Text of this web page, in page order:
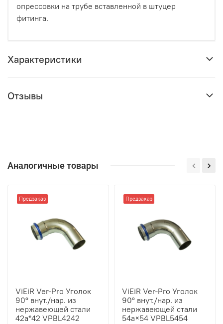
опрессовки на трубе вставленной в штуцер
фитинга.
Характеристики
Отзывы
Аналогичные товары
Предзаказ
ViEiR Ver-Pro Уголок
90° внут./нар. из
нержавеющей стали
42а*42 VPBL4242
Предзаказ
ViEiR Ver-Pro Уголок
90° внут./нар. из
нержавеющей стали
54а×54 VPBL5454